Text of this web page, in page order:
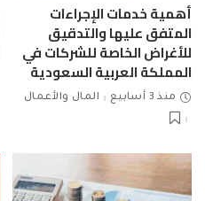
أهمية خدمات الإجراءات
المتفق عليها والتدقيق
للأغراض الخاصة للشركات في
المملكة العربية السعودية
منذ 3 أسابيع المال والأعمال